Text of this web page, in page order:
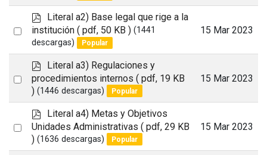
Select
p
d
f
Literal a2) Base legal que rige a la
institución ( pdf, 50 KB ) (1441
descargas)
Popular
15 Mar 2023
Select
p
d
f
Literal a3) Regulaciones y
procedimientos internos ( pdf, 19 KB
) (1446 descargas) Popular
15 Mar 2023
Select
p
d
f
Literal a4) Metas y Objetivos
Unidades Administrativas ( pdf, 29 KB
) (1636 descargas) Popular
15 Mar 2023